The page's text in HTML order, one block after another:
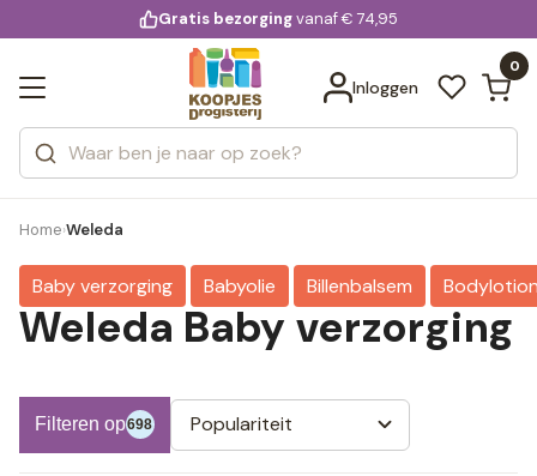
voor 20:00 uur besteld
Gratis bezorgingvanaf € 74,95
Inloggen
0
Zoeken
Categorieën
Merken
Bekijk alle resultaten
Home›Weleda
Baby verzorging Babyolie Billenbalsem
Weleda Baby verzorging
Filteren op698 Populariteit